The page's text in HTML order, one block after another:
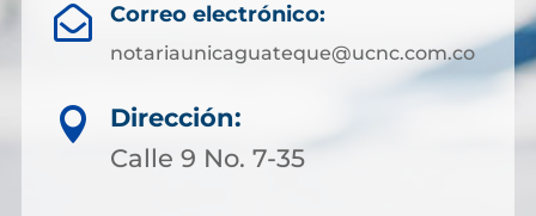
 Correo electrónico:
notariaunicaguateque@ucnc.com.co

Dirección:
Calle 9 No. 7-35